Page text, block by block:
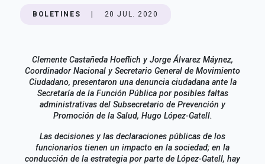
BOLETINES 20 JUL. 2020
Clemente Castañeda Hoeflich y Jorge Álvarez Máynez,
Coordinador Nacional y Secretario General de Movimiento
Ciudadano, presentaron una denuncia ciudadana ante la
Secretaría de la Función Pública por posibles faltas
administrativas del Subsecretario de Prevención y
Promoción de la Salud, Hugo López-Gatell.
Las decisiones y las declaraciones públicas de los
funcionarios tienen un impacto en la sociedad; en la
conducción de la estrategia por parte de López-Gatell, hay